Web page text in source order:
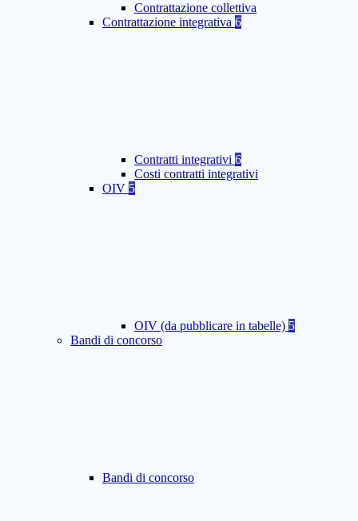
Contrattazione collettiva
Contrattazione integrativa 6
Contratti integrativi 6
Costi contratti integrativi
OIV 5
OIV (da pubblicare in tabelle) 5
Bandi di concorso
Bandi di concorso